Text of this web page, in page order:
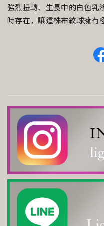
強烈扭轉、生長中的白色乳
時存在，讓這株布紋球擁有